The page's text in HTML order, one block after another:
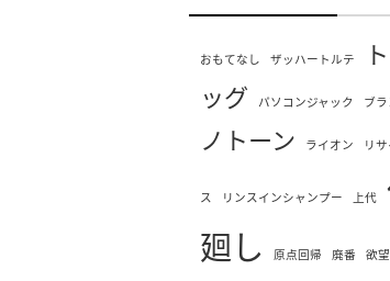
おもてなし ザッハートルテ
ッグ
パソコンジャック ブ
ノトーン
ライオン リ
ス リンスインシャンプー 上代
廻し
原点回帰 廃番 欲